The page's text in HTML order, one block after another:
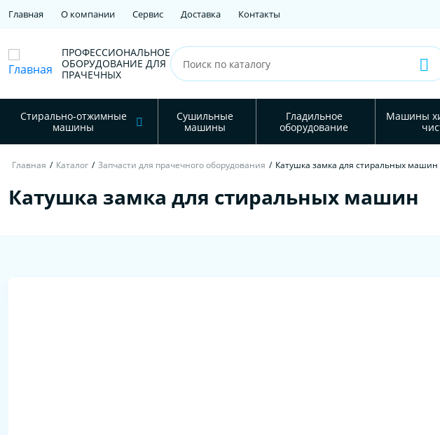
Главная О компании Сервис Доставка Контакты
ПРОФЕССИОНАЛЬНОЕ
ОБОРУДОВАНИЕ ДЛЯ
ПРАЧЕЧНЫХ
Стирально-отжимные
машины
Сушильные
машины
Гладильное
оборудование
Машины
Главная / Каталог / Запчасти для прачечного оборудования / Катушка замка для стиральных машин
Катушка замка для стиральных машин